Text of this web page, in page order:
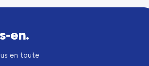
en.
en toute